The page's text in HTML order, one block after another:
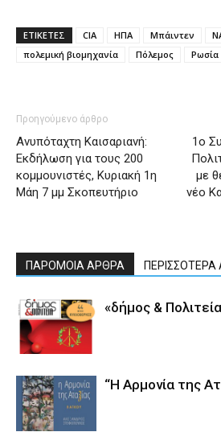
ΕΤΙΚΕΤΕΣ CIA ΗΠΑ Μπάιντεν
πολεμική βιομηχανία
Πόλεμος Ρωσία
Προηγούμενο άρθρο
Ανυπόταχτη Καισαριανή:
Εκδήλωση για τους 200
κομμουνιστές, Κυριακή 1η
Μάη 7 μμ Σκοπευτήριο
1ο
με
νέο
ΠΑΡΟΜΟΙΑ ΑΡΘΡΑ
«δήμος &
“Η Αρμονία της